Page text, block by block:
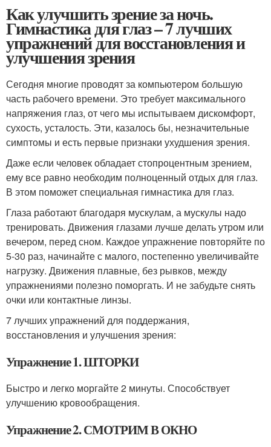
Как улучшить зрение за ночь.
Гимнастика для глаз – 7 лучших
упражнений для восстановления и
улучшения зрения
Сегодня многие проводят за компьютером большую
часть рабочего времени. Это требует максимального
напряжения глаз, от чего мы испытываем дискомфорт,
сухость, усталость. Эти, казалось бы, незначительные
симптомы и есть первые признаки ухудшения зрения.
Даже если человек обладает стопроцентным зрением,
ему все равно необходим полноценный отдых для глаз.
В этом поможет специальная гимнастика для глаз.
Глаза работают благодаря мускулам, а мускулы надо
тренировать. Движения глазами лучше делать утром или
вечером, перед сном. Каждое упражнение повторяйте по
5-30 раз, начинайте с малого, постепенно увеличивайте
нагрузку. Движения плавные, без рывков, между
упражнениями полезно поморгать. И не забудьте снять
очки или контактные линзы.
7 лучших упражнений для поддержания,
восстановления и улучшения зрения:
Упражнение 1. ШТОРКИ
Быстро и легко моргайте 2 минуты. Способствует
улучшению кровообращения.
Упражнение 2. СМОТРИМ В ОКНО